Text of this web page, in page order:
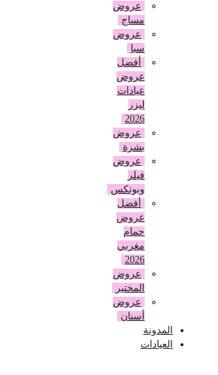
عروض
مساج
عروض
أفضل
عروض
عيادات
عروض
بشرة
عروض
وبوتكس
أفضل
عروض
حمام
مغربي
عروض
المختبر
عروض
أسنان
المدونة
العيادات